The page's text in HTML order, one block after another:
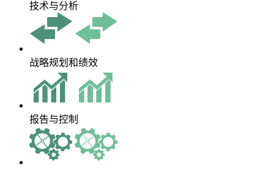
技术与分析
战略规划和绩效
报告与控制